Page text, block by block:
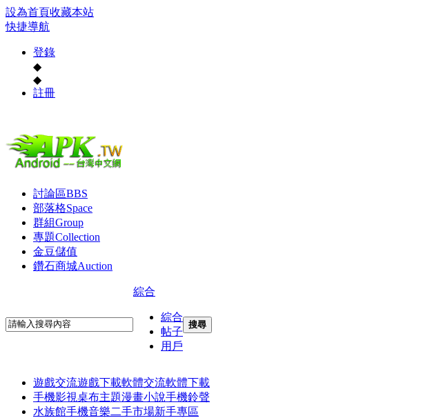
設為首頁收藏本站
快捷導航
登錄
◆
◆
註冊
討論區BBS
部落格Space
群組Group
專題Collection
金豆儲值
鑽石商城Auction
綜合
綜合
帖子
用戶
搜尋
遊戲交流遊戲下載軟體交流軟體下載
手機影視桌布主題漫畫小說手機鈴聲
水族館手機音樂二手市場新手專區